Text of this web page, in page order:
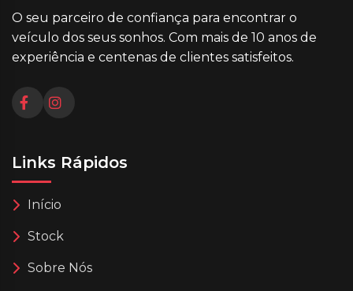
O seu parceiro de confiança para encontrar o
veículo dos seus sonhos. Com mais de 10 anos de
experiência e centenas de clientes satisfeitos.
Links Rápidos
Início
Stock
Sobre Nós